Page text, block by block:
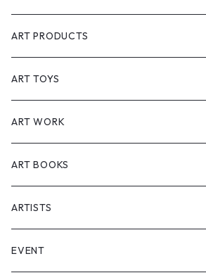
Cyberpunk 2077 & Edgerunners
Creasidence
Starforged
Meguri
Shirt
Vest
Polo shirt
Hoodies
Workwear
Short pants
Hat
Accessories
Bag
Socks
ART PRODUCTS
Interior
Lifestyle
Postcards
ART TOYS
Sofvi
Figure
ART WORK
Painting
Prints
Installation
ART BOOKS
ARTISTS
Dian/静電場朔
EVENT